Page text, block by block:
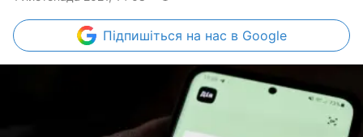
Підпишіться на нас в Google